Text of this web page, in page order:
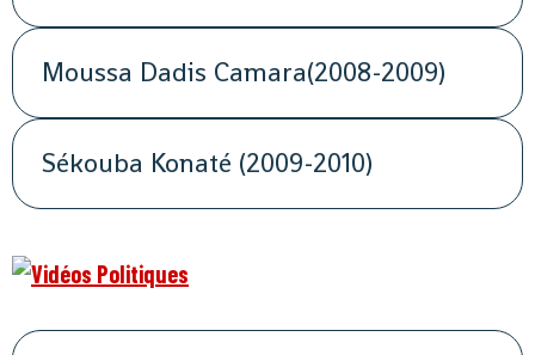
Moussa Dadis Camara(2008-2009)
Sékouba Konaté (2009-2010)